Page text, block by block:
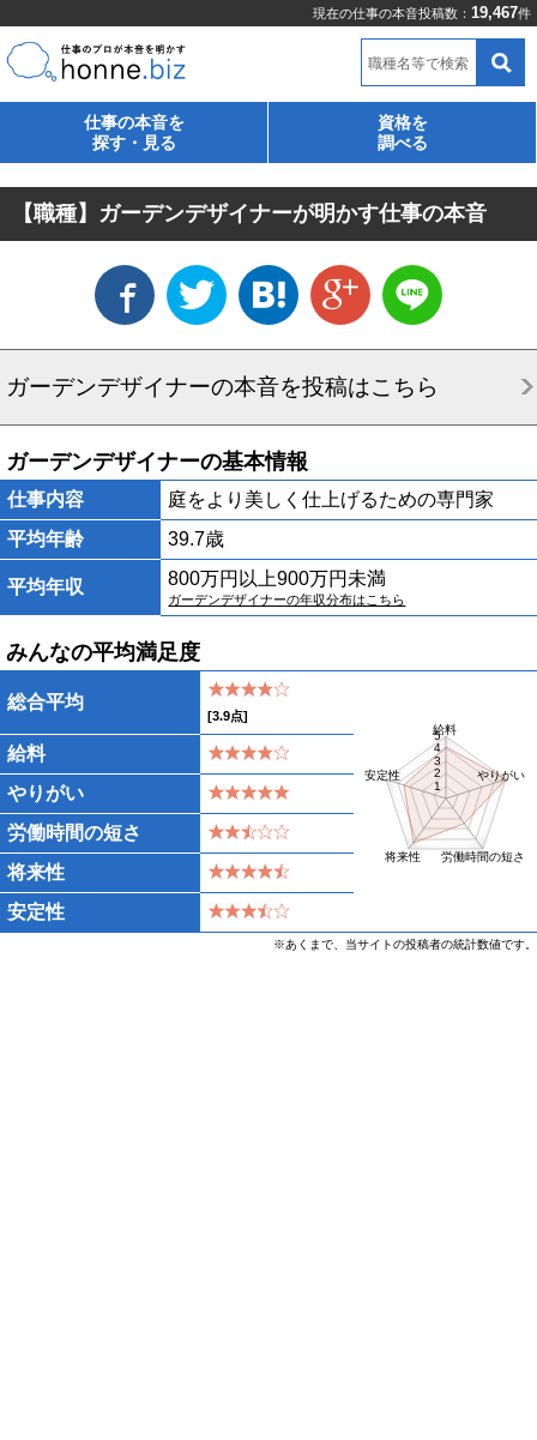
現在の仕事の本音投稿数： 19,467件
職種名等で検索
仕事の本音を
探す・見る
資格を
調べる
【職種】ガーデンデザイナーが明かす仕事の本音
ガーデンデザイナーの本音を投稿はこちら
ガーデンデザイナーの基本情報
仕事内容
庭をより美しく仕上げるための専門家
平均年齢
39.7歳
平均年収 800万円以上900万円未満
ガーデンデザイナーの年収分布はこちら
みんなの平均満足度
総合平均
[3.9点]
1
2
3
4
5
給料
やりがい
労働時間の短さ
将来性
安定性
給料
やりがい
労働時間の短さ
将来性
安定性
※あくまで、当サイトの投稿者の統計数値です。